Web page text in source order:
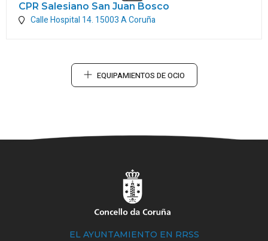
CPR Salesiano San Juan Bosco
Calle Hospital 14. 15003A Coruña
EQUIPAMIENTOS DE OCIO
EL AYUNTAMIENTO EN RRSS